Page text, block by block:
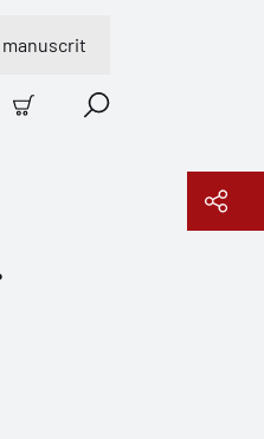
Panier Recherche